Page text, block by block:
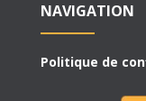
NAVIGATION
Politique de